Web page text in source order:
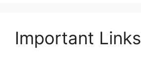
Important Links